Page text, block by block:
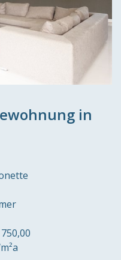
in